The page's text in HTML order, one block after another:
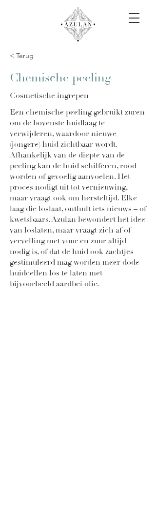
< Terug
Chemische peeling
Cosmetische ingrepen
Een chemische peeling gebruikt zuren
om de bovenste huidlaag te
verwijderen, waardoor nieuwe
(jongere) huid zichtbaar wordt.
Afhankelijk van de diepte van de
peeling kan de huid schilferen, rood
worden of gevoelig aanvoelen. Het
proces nodigt uit tot vernieuwing,
maar vraagt ook om hersteltijd. Elke
laag die loslaat, onthult iets nieuws – of
kwetsbaars. Azulan bewondert het idee
van loslaten, maar vraagt zich af of
vervelling met vuur en zuur altijd
nodig is, of dat de huid ook zachtjes
gestimuleerd mag worden meer dode
huidcellen los te laten met
bijvoorbeeld aardbei olie.